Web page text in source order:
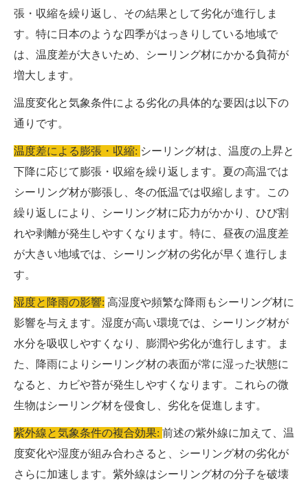
張・収縮を繰り返し、その結果として劣化が進行しま
す。特に日本のような四季がはっきりしている地域で
は、温度差が大きいため、シーリング材にかかる負荷が
増大します。
温度変化と気象条件による劣化の具体的な要因は以下の
通りです。
温度差による膨張・収縮: シーリング材は、温度の上昇と
下降に応じて膨張・収縮を繰り返します。夏の高温では
シーリング材が膨張し、冬の低温では収縮します。この
繰り返しにより、シーリング材に応力がかかり、ひび割
れや剥離が発生しやすくなります。特に、昼夜の温度差
が大きい地域では、シーリング材の劣化が早く進行しま
す。
湿度と降雨の影響: 高湿度や頻繁な降雨もシーリング材に
影響を与えます。湿度が高い環境では、シーリング材が
水分を吸収しやすくなり、膨潤や劣化が進行します。ま
た、降雨によりシーリング材の表面が常に湿った状態に
なると、カビや苔が発生しやすくなります。これらの微
生物はシーリング材を侵食し、劣化を促進します。
紫外線と気象条件の複合効果: 前述の紫外線に加えて、温
度変化や湿度が組み合わさると、シーリング材の劣化が
さらに加速します。紫外線はシーリング材の分子を破壊